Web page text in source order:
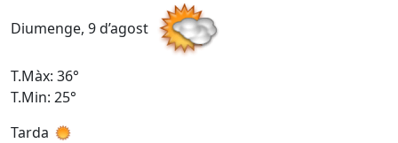
Diumenge, 9 d’agost
T.Màx: 36°
T.Min: 25°
Tarda